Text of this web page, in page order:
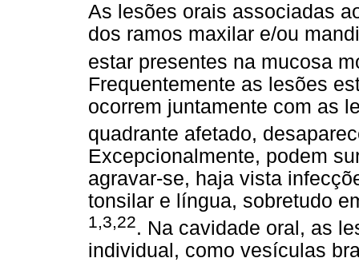
As lesões orais associadas
dos ramos maxilar e/ou
estar presentes na mucosa
Frequentemente as lesões
ocorrem juntamente com as
quadrante afetado,
Excepcionalmente, podem
agravar-se, haja vista
tonsilar e língua, sobretudo
1,3,22. Na cavidade oral, as
individual, como vesículas